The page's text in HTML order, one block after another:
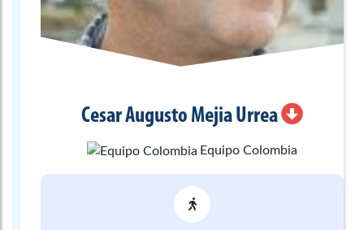
Cesar Augusto Mejia Urrea
Equipo Colombia